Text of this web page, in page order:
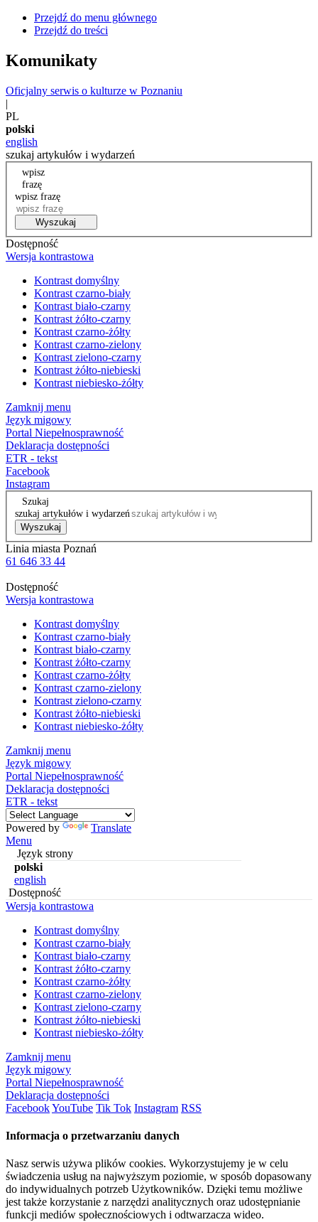
Przejdź do menu głównego
Przejdź do treści
Komunikaty
Oficjalny serwis o kulturze w Poznaniu
|
PL
polski
english
szukaj artykułów i wydarzeń
wpisz
frazę
wpisz frazę
Wyszukaj
Dostępność
Wersja kontrastowa
Kontrast domyślny
Kontrast czarno-biały
Kontrast biało-czarny
Kontrast żółto-czarny
Kontrast czarno-żółty
Kontrast czarno-zielony
Kontrast zielono-czarny
Kontrast żółto-niebieski
Kontrast niebiesko-żółty
Zamknij menu
Język migowy
Portal Niepełnosprawność
Deklaracja dostępności
ETR - tekst
Facebook
Instagram
Szukaj
szukaj artykułów i wydarzeń
Wyszukaj
Linia miasta Poznań
61 646 33 44
Dostępność
Wersja kontrastowa
Kontrast domyślny
Kontrast czarno-biały
Kontrast biało-czarny
Kontrast żółto-czarny
Kontrast czarno-żółty
Kontrast czarno-zielony
Kontrast zielono-czarny
Kontrast żółto-niebieski
Kontrast niebiesko-żółty
Zamknij menu
Język migowy
Portal Niepełnosprawność
Deklaracja dostępności
ETR - tekst
Powered by
Translate
Menu
Język strony
polski
english
Dostępność
Wersja kontrastowa
Kontrast domyślny
Kontrast czarno-biały
Kontrast biało-czarny
Kontrast żółto-czarny
Kontrast czarno-żółty
Kontrast czarno-zielony
Kontrast zielono-czarny
Kontrast żółto-niebieski
Kontrast niebiesko-żółty
Zamknij menu
Język migowy
Portal Niepełnosprawność
Deklaracja dostępności
FacebookYouTube Tik Tok Instagram RSS
Informacja o przetwarzaniu danych
Nasz serwis używa plików cookies. Wykorzystujemy je w celu
świadczenia usług na najwyższym poziomie, w sposób dopasowany
do indywidualnych potrzeb Użytkowników. Dzięki temu możliwe
jest także korzystanie z narzędzi analitycznych oraz udostępnianie
funkcji mediów społecznościowych i odtwarzacza wideo.